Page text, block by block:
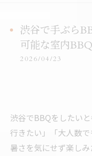
渋谷で手ぶら
可能な室内
2026/04/23
渋谷でBBQをしたい
行きたい」「大人数
暑さを気にせず楽し